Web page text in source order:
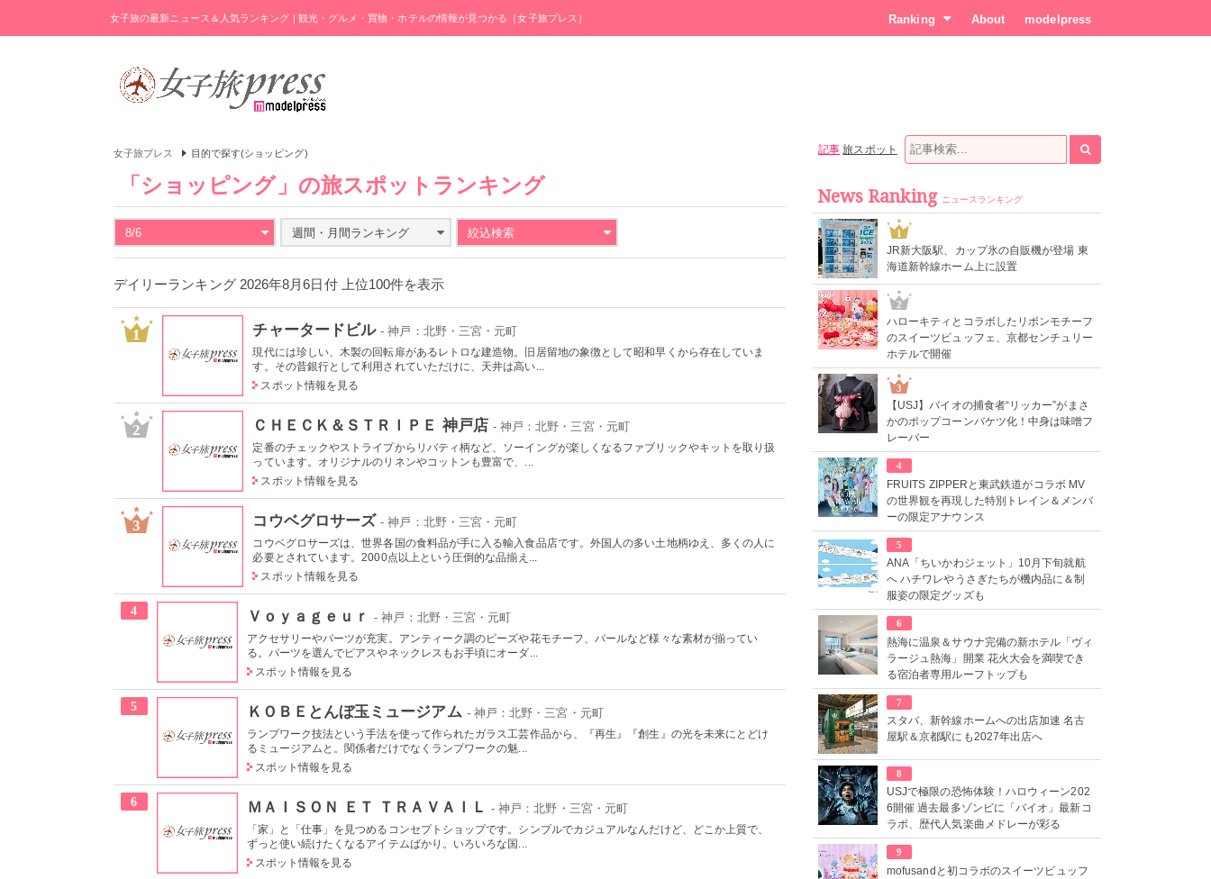
女子旅の最新ニュース＆人気ランキング | 観光・グルメ・買物・ホテルの情報が見つかる［女子旅プレス］ Ranking About modelpress
女子旅プレス 目的で探す(ショッピング)
「ショッピング」の旅スポットランキング
8/6 週間・月間ランキング 絞込検索
デイリーランキング 2026年8月6日付 上位100件を表示
1 チャータードビル - 神戸：北野・三宮・元町
現代には珍しい、木製の回転扉があるレトロな建造物。旧居留地の象徴として昭和早くから存在していま
す。その昔銀行として利用されていただけに、天井は高い...
スポット情報を見る
2 ＣＨＥＣＫ＆ＳＴＲＩＰＥ 神戸店 - 神戸：北野・三宮・元町
定番のチェックやストライプからリバティ柄など、ソーイングが楽しくなるファブリックやキットを取り扱
っています。オリジナルのリネンやコットンも豊富で、...
スポット情報を見る
3 コウベグロサーズ - 神戸：北野・三宮・元町
コウベグロサーズは、世界各国の食料品が手に入る輸入食品店です。外国人の多い土地柄ゆえ、多くの人に
必要とされています。2000点以上という圧倒的な品揃え...
スポット情報を見る
4 Ｖｏｙａｇｅｕｒ - 神戸：北野・三宮・元町
アクセサリーやパーツが充実。アンティーク調のビーズや花モチーフ、パールなど様々な素材が揃ってい
る。パーツを選んでピアスやネックレスもお手頃にオーダ...
スポット情報を見る
5 ＫＯＢＥとんぼ玉ミュージアム - 神戸：北野・三宮・元町
ランプワーク技法という手法を使って作られたガラス工芸作品から、『再生』『創生』の光を未来にとどけ
るミュージアムと。関係者だけでなくランプワークの魅...
スポット情報を見る
6 ＭＡＩＳＯＮ ＥＴ ＴＲＡＶＡＩＬ - 神戸：北野・三宮・元町
「家」と「仕事」を見つめるコンセプトショップです。シンプルでカジュアルなんだけど、どこか上質で、
ずっと使い続けたくなるアイテムばかり。いろいろな国...
スポット情報を見る
記事 旅スポット
News Ranking ニュースランキング
1
JR新大阪駅、カップ氷の自販機が登場 東
海道新幹線ホーム上に設置
2
ハローキティとコラボしたリボンモチーフ
のスイーツビュッフェ、京都センチュリー
ホテルで開催
3
【USJ】バイオの捕食者“リッカー”がまさ
かのポップコーンバケツ化！中身は味噌フ
レーバー
4
FRUITS ZIPPERと東武鉄道がコラボ MV
の世界観を再現した特別トレイン＆メンバ
ーの限定アナウンス
5
ANA「ちいかわジェット」10月下旬就航
へ ハチワレやうさぎたちが機内品に＆制
服姿の限定グッズも
6
熱海に温泉＆サウナ完備の新ホテル「ヴィ
ラージュ熱海」開業 花火大会を満喫でき
る宿泊者専用ルーフトップも
7
スタバ、新幹線ホームへの出店加速 名古
屋駅＆京都駅にも2027年出店へ
8
USJで極限の恐怖体験！ハロウィーン202
6開催 過去最多ゾンビに「バイオ」最新コ
ラボ、歴代人気楽曲メドレーが彩る
9
mofusandと初コラボのスイーツビュッフ